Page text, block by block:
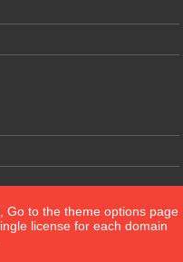
Go to the theme options page
license for each domain